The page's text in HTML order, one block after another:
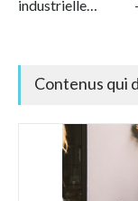
industrielle
Contenus qui